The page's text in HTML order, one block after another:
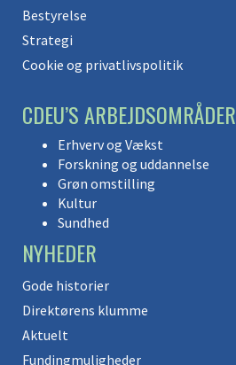
Bestyrelse
Strategi
Cookie og privatlivspolitik
CDEU’S ARBEJDSOMRÅDER
Erhverv og Vækst
Forskning og uddannelse
Grøn omstilling
Kultur
Sundhed
NYHEDER
Gode historier
Direktørens klumme
Aktuelt
Fundingmuligheder